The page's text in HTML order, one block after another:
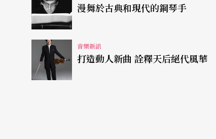
漫舞於古典和現代的鋼琴手
音樂新訊
打造動人新曲 詮釋天后絕代風華